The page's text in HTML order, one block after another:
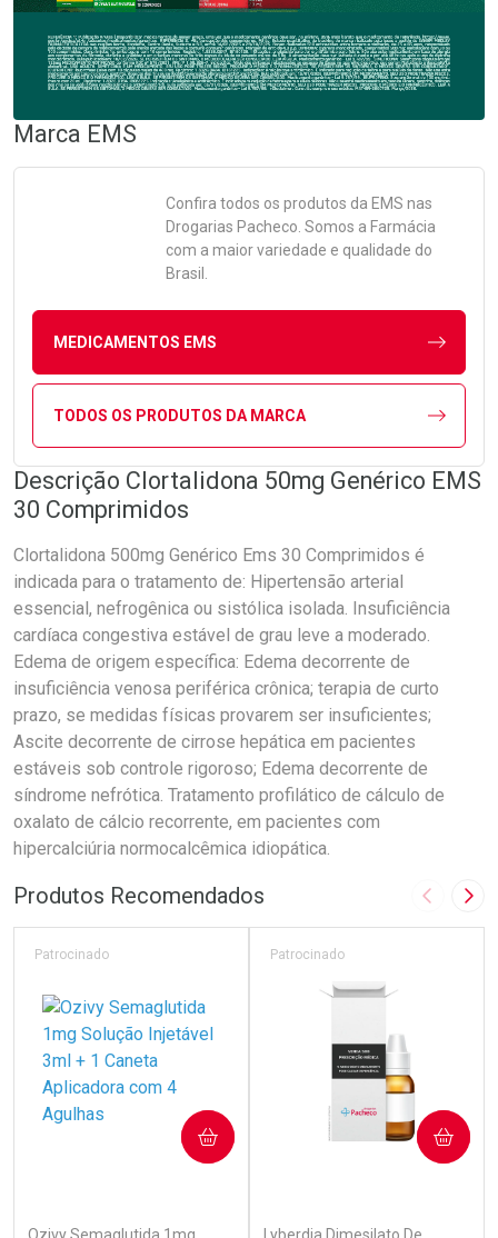
Marca EMS
Confira todos os produtos da EMS nas
Drogarias Pacheco. Somos a Farmácia
com a maior variedade e qualidade do
Brasil.
MEDICAMENTOS EMS
TODOS OS PRODUTOS DA MARCA
Descrição Clortalidona 50mg Genérico EMS
30 Comprimidos
Clortalidona 500mg Genérico Ems 30 Comprimidos é
indicada para o tratamento de: Hipertensão arterial
essencial, nefrogênica ou sistólica isolada. Insuficiência
cardíaca congestiva estável de grau leve a moderado.
Edema de origem específica: Edema decorrente de
insuficiência venosa periférica crônica; terapia de curto
prazo, se medidas físicas provarem ser insuficientes;
Ascite decorrente de cirrose hepática em pacientes
estáveis sob controle rigoroso; Edema decorrente de
síndrome nefrótica. Tratamento profilático de cálculo de
oxalato de cálcio recorrente, em pacientes com
hipercalciúria normocalcêmica idiopática.
Produtos Recomendados Imagem
Patrocinado
COMPRAR
Patrocinado
COMPRAR